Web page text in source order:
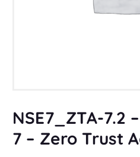
NSE7_ZTA-7.2
7 – Zero Trust